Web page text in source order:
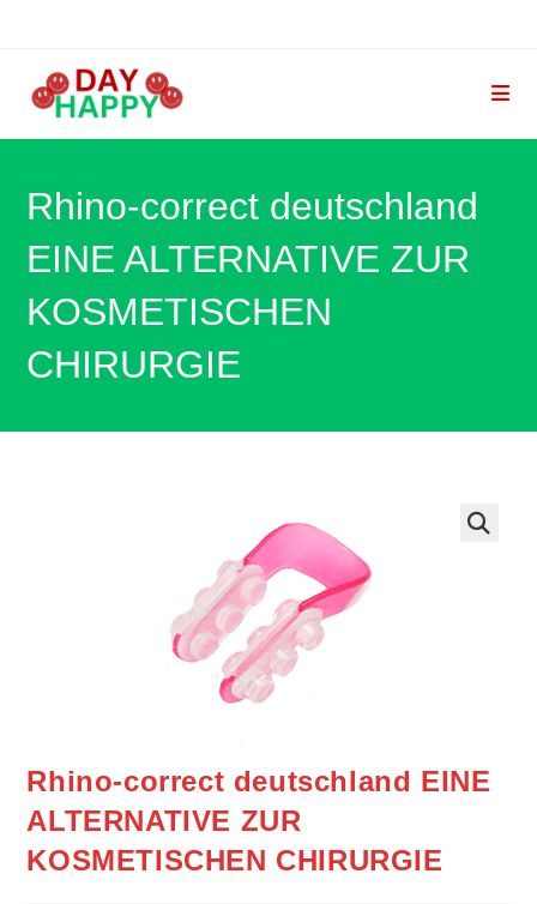
Rhino-correct deutschland
EINE ALTERNATIVE ZUR
KOSMETISCHEN
CHIRURGIE
Rhino-correct deutschland EINE
ALTERNATIVE ZUR
KOSMETISCHEN CHIRURGIE